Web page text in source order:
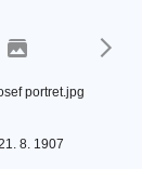
portret.jpg
8. 1907